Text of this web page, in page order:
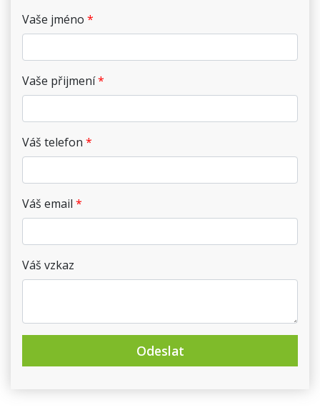
Vaše jméno
Vaše přijmení
Váš telefon
Váš email
Váš vzkaz
Odeslat